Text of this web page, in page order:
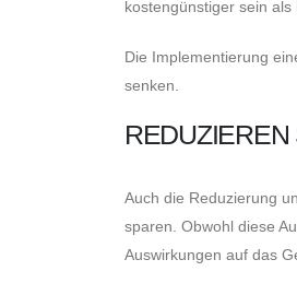
kostengünstiger sein
Die Implementierung
senken.
Auch die Reduzierung
sparen. Obwohl diese
Auswirkungen auf das